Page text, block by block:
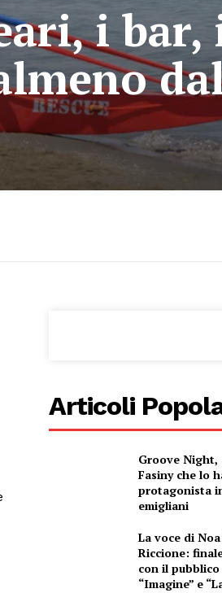
i bar,
Articoli
Groove Night,
Fasiny che lo
protagonista
emigliani
La voce di
Riccione:
con il
“Imagine” e